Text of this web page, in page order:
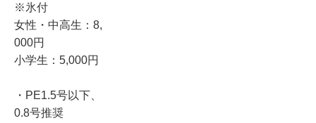
※氷付
女性・中高生：8,
000円
小学生：5,000円
・PE1.5号以下、
0.8号推奨